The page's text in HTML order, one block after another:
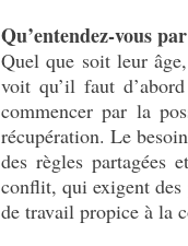
Qu’entendez-vous
Quel que soit leur
voit qu’il faut
commencer par la
récupération. Le
des règles partagées
conflit, qui exigent des
de travail propice à la